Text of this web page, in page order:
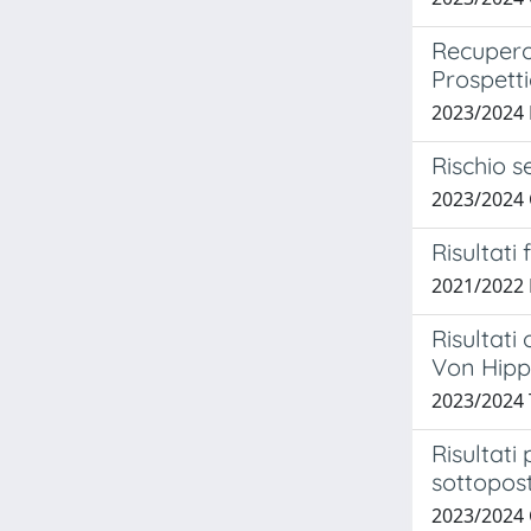
2023/2024
Rischio
2023/2024
Risultati
2021/2022
Risultati
Von
2023/2024
Risultati
2023/2024